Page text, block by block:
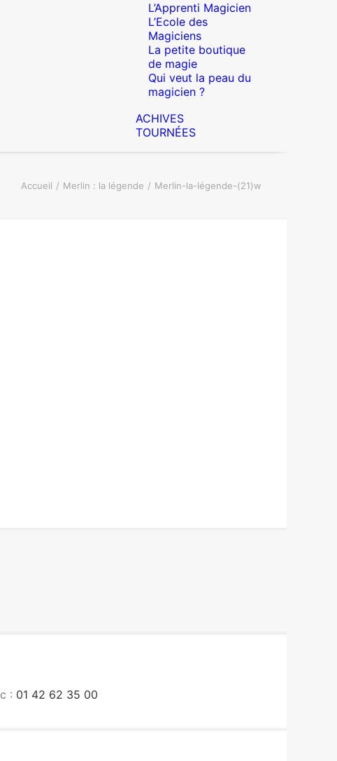
L’Apprenti Magicien
L’Ecole des
Magiciens
La petite boutique
de magie
Qui veut la peau du
magicien ?
ACHIVES
TOURNÉES
Accueil Merlin : la légende Merlin-la-légende-(21)w
: 01 42 62 35 00